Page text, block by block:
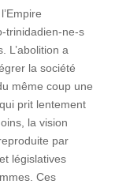
trinidadien-ne-s
L’abolition a
la société
même coup une
prit lentement
la vision
par
législatives
Ces